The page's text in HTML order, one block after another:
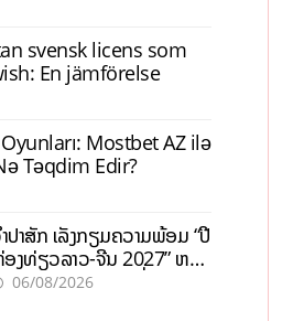
svensk licens som
En jämförelse
Mostbet AZ ilə
Təqdim Edir?
ປາສັກ ເລັ່ງກຽມຄວາມພ້ອມ “ປີ
ງທ່ຽວລາວ-ຈີນ 2027” ຫວັງ
ຕຸ້ນເສດຖະກິດທ້ອງຖິ່ນ
06/08/2026